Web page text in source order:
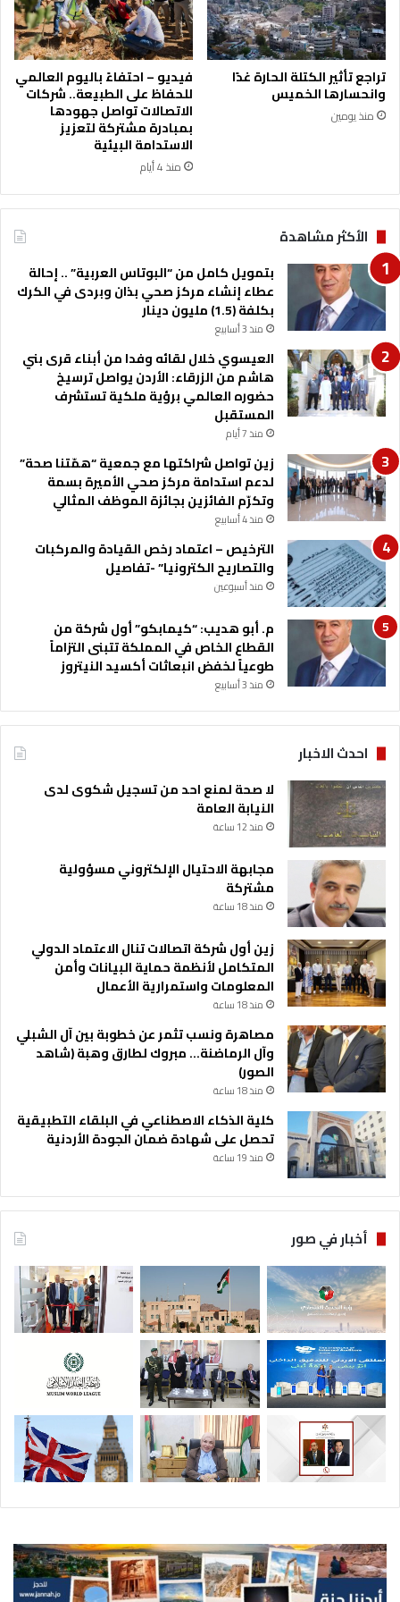
"
ب
ا
ل
ت
ع
ا
ع
ن
ك
ل
م
ل
ا
ب
س
ا
خ
ي
ر
ي
ب
م
ن
ا
س
ب
ة
ي
د
ا
ل
أ
ض
ح
ى
تراجع تأثير الكتلة الحارة غدًا
وانحسارها الخميس
منذ يومين
فيديو – احتفاءً باليوم العالمي
للحفاظ على الطبيعة.. شركات
الاتصالات تواصل جهودها
بمبادرة مشتركة لتعزيز
الاستدامة البيئية
منذ 4 أيام
الأكثر مشاهدة
بتمويل كامل من “البوتاس العربية” .. إحالة
عطاء إنشاء مركز صحي بذان وبردى في الكرك
بكلفة (1.5) مليون دينار
منذ 3 أسابيع
العيسوي خلال لقائه وفدا من أبناء قرى بني
هاشم من الزرقاء: الأردن يواصل ترسيخ
حضوره العالمي برؤية ملكية تستشرف
المستقبل
منذ 7 أيام
زين تواصل شراكتها مع جمعية “همّتنا صحة”
لدعم استدامة مركز صحي الأميرة بسمة
وتكرّم الفائزين بجائزة الموظف المثالي
منذ 4 أسابيع
الترخيص – اعتماد رخص القيادة والمركبات
والتصاريح الكترونيا” -تفاصيل
منذ أسبوعين
م. أبو هديب: “كيمابكو” أول شركة من
القطاع الخاص في المملكة تتبنى التزاماً
طوعياً لخفض انبعاثات أكسيد النيتروز
منذ 3 أسابيع
احدث الاخبار
لا صحة لمنع احد من تسجيل شكوى لدى
النيابة العامة
منذ 12 ساعة
مجابهة الاحتيال الإلكتروني مسؤولية
مشتركة
منذ 18 ساعة
زين أول شركة اتصالات تنال الاعتماد الدولي
المتكامل لأنظمة حماية البيانات وأمن
المعلومات واستمرارية الأعمال
منذ 18 ساعة
مصاهرة ونسب تثمر عن خطوبة بين آل الشبلي
وآل الرماضنة… مبروك لطارق وهبة (شاهد
الصور)
منذ 18 ساعة
كلية الذكاء الاصطناعي في البلقاء التطبيقية
تحصل على شهادة ضمان الجودة الأردنية
منذ 19 ساعة
أخبار في صور